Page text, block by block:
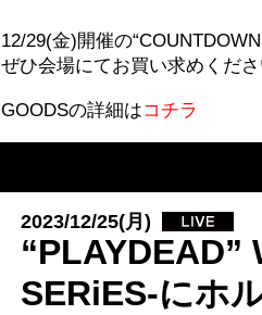
12/29(金)開催の
ぜひ会場にてお買い求めくだ
GOODSの詳細はコチラ
2023/12/25(月)
“PLAYDEAD”
SERiES-にホ